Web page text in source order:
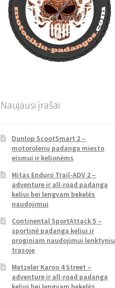
Naujausi įrašai
Dunlop ScootSmart 2 –
motorolerių padanga miesto
eismui ir kelionėms
Mitas Enduro Trail-ADV 2 –
adventure ir all-road padanga
keliui bei lengvam bekelės
naudojimui
Continental SportAttack 5 –
sportinė padanga keliui ir
proginiam naudojimui lenktynių
trasoje
Metzeler Karoo 4 Street –
adventure ir all-road padanga